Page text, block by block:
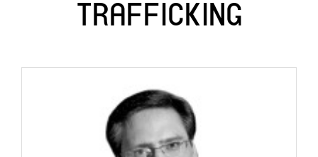
TRAFFICKING